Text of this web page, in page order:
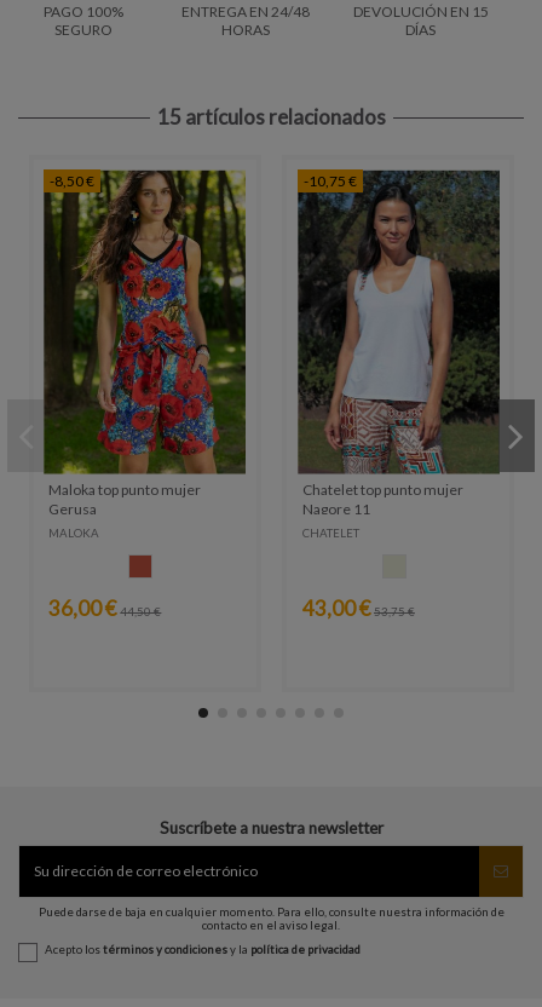
PAGO 100%
SEGURO
ENTREGA EN 24/48
HORAS
DEVOLUCIÓN EN 15
DÍAS
15 artículos relacionados
-8,50 €
Maloka top punto mujer
Gerusa
MALOKA
36,00 € 44,50 €
-10,75 €
Chatelet top punto mujer
Nagore 11
CHATELET
43,00 €53,75 €
Suscríbete a nuestra newsletter
Puede darse de baja en cualquier momento. Para ello, consulte nuestra información de
contacto en el aviso legal.
Acepto lostérminos y condicionesy la política de privacidad